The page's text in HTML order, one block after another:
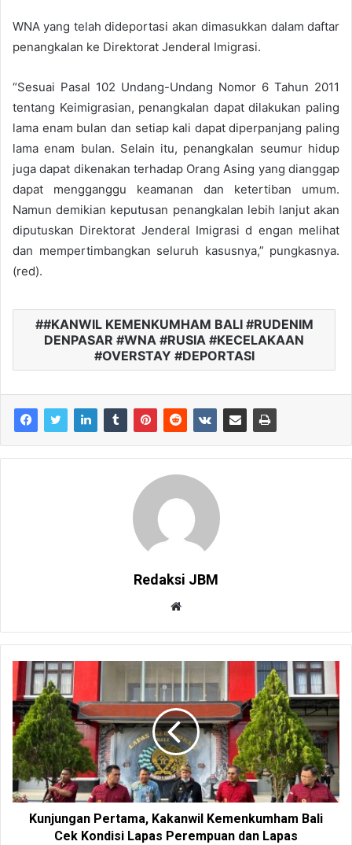
WNA yang telah dideportasi akan dimasukkan dalam daftar
penangkalan ke Direktorat Jenderal Imigrasi.
“Sesuai Pasal 102 Undang-Undang Nomor 6 Tahun 2011
tentang Keimigrasian, penangkalan dapat dilakukan paling
lama enam bulan dan setiap kali dapat diperpanjang paling
lama enam bulan. Selain itu, penangkalan seumur hidup
juga dapat dikenakan terhadap Orang Asing yang dianggap
dapat mengganggu keamanan dan ketertiban umum.
Namun demikian keputusan penangkalan lebih lanjut akan
diputuskan Direktorat Jenderal Imigrasi d engan melihat
dan mempertimbangkan seluruh kasusnya,” pungkasnya.
(red).
#KANWIL KEMENKUMHAM BALI #RUDENIM
DENPASAR #WNA #RUSIA #KECELAKAAN
#OVERSTAY #DEPORTASI
Redaksi JBM
b
s
t
e
Kunjungan Pertama, Kakanwil Kemenkumham Bali
Cek Kondisi Lapas Perempuan dan Lapas